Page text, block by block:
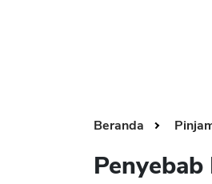
Beranda